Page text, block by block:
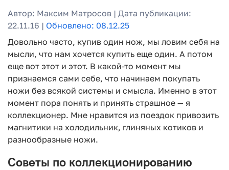
Автор: Максим Матросов | Дата публикации:
22.11.16 | Обновлено: 08.12.25
Довольно часто, купив один нож, мы ловим себя на
мысли, что нам хочется купить еще один. А потом
еще вот этот и этот. В какой-то момент мы
признаемся сами себе, что начинаем покупать
ножи без всякой системы и смысла. Именно в этот
момент пора понять и принять страшное — я
коллекционер. Мне нравится из поездок привозить
магнитики на холодильник, глиняных котиков и
разнообразные ножи.
Советы по коллекционированию